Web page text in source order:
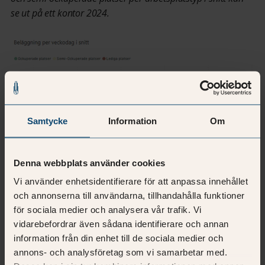
Samtycke Information Om
Denna webbplats använder cookies
Vi använder enhetsidentifierare för att anpassa innehållet
och annonserna till användarna, tillhandahålla funktioner
för sociala medier och analysera vår trafik. Vi
vidarebefordrar även sådana identifierare och annan
information från din enhet till de sociala medier och
annons- och analysföretag som vi samarbetar med.
se ut på ett kontor 2024.
Bilden visar ett exempel på hur beläggningen per veckodag i
snitt kan se ut på ett kontor 2024.
Välkommen att höra av dig för att höra mer om hur vi
kan hjälpa just er till en mer värdeskapande arbetsplats!